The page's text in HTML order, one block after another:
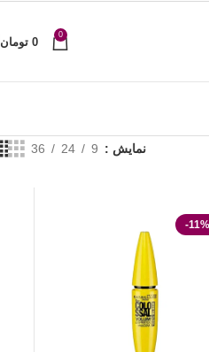
0
0 تومان
نمایش 9
24
36
-11%